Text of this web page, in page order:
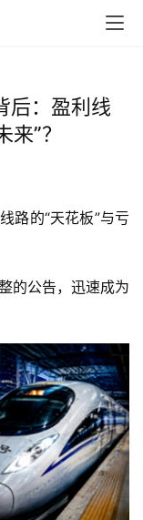
后：盈利线
”？
路的“天花板”与亏
的公告，迅速成为